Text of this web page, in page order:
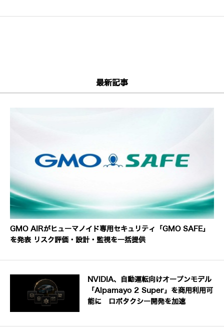
最新記事
GMO AIRがヒューマノイド専用セキュリティ「GMO SAFE」
を発表 リスク評価・設計・監視を一括提供
NVIDIA、自動運転向けオープンモデル
「Alpamayo 2 Super」を商用利用可
能に ロボタクシー開発を加速